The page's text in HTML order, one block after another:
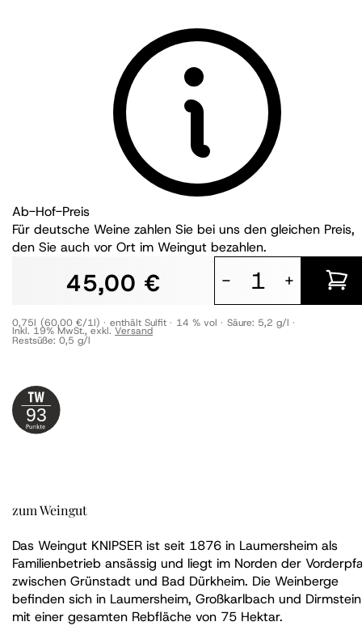
Ab-Hof-Preis
Für deutsche Weine zahlen Sie bei uns den gleichen Preis,
den Sie auch vor Ort im Weingut bezahlen.
45,00 €
Inkl. 19% MwSt., exkl. Versand
- +
0,75l (60,00 €/1l) enthält Sulfit 14 % vol Säure: 5,2 g/l
Restsüße: 0,5 g/l
93
zum Weingut
Das Weingut KNIPSER ist seit 1876 in Laumersheim als
Familienbetrieb ansässig und liegt im Norden der
zwischen Grünstadt und Bad Dürkheim. Die Weinberge
befinden sich in Laumersheim, Großkarlbach und Dirmstein
mit einer gesamten Rebfläche von 75 Hektar.